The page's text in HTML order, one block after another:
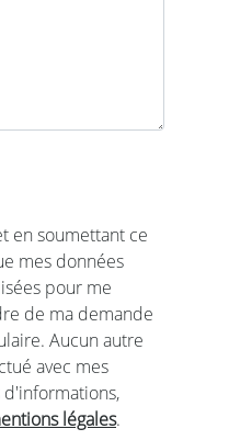
en soumettant ce
mes données
pour me
de ma demande
Aucun autre
avec mes
légales.